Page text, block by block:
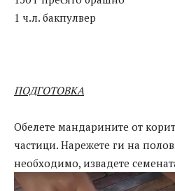
1 ч.л. бакпулвер
ПОДГОТОВКА
Обелете мандарините от
частици. Нарежете ги на
необходимо, извадете